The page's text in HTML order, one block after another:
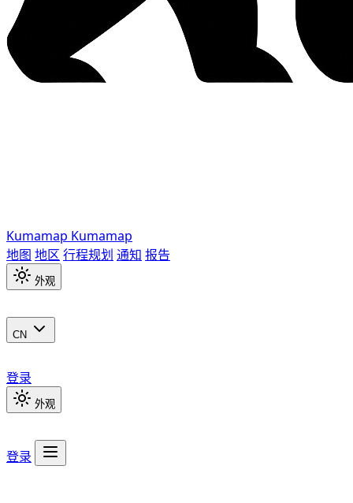
Kumamap Kumamap
地图 地区 行程规划 通知 报告
外观
CN
登录
外观
登录